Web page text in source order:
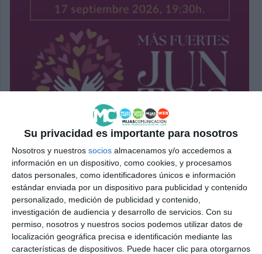
Su privacidad es importante para nosotros
Nosotros y nuestros socios almacenamos y/o accedemos a
información en un dispositivo, como cookies, y procesamos
datos personales, como identificadores únicos e información
estándar enviada por un dispositivo para publicidad y contenido
personalizado, medición de publicidad y contenido,
investigación de audiencia y desarrollo de servicios. Con su
permiso, nosotros y nuestros socios podemos utilizar datos de
localización geográfica precisa e identificación mediante las
características de dispositivos. Puede hacer clic para otorgarnos